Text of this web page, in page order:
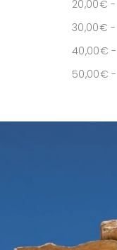
20,00€ -
30,00€ -
40,00€ -
50,00€ -